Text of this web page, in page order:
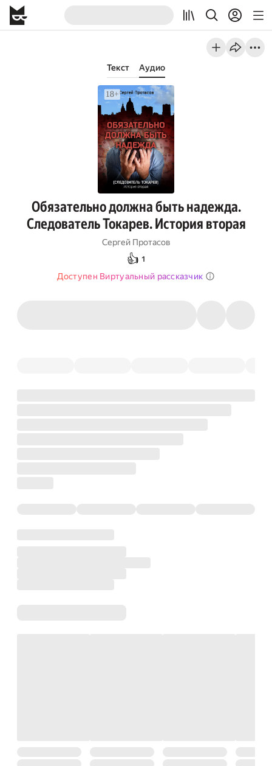
Текст Аудио
Обязательно должна быть надежда.
Следователь Токарев. История вторая
Сергей Протасов
👍 1
Доступен Виртуальный рассказчик